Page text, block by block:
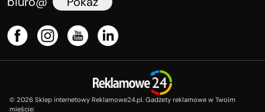
© 2026 Sklep internetowy Reklamowe24.pl. Gadżety reklamowe w Twoim
mieście: